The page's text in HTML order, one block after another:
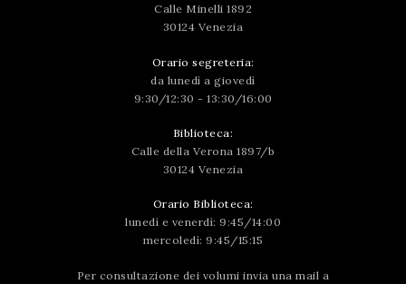
Calle Minelli 1892
30124 Venezia
Orario segreteria:
da lunedì a giovedì
9:30/12:30 - 13:30/16:00
Biblioteca:
Calle della Verona 1897/b
30124 Venezia
Orario Biblioteca:
lunedì e venerdì: 9:45/14:00
mercoledì: 9:45/15:15
Per consultazione dei volumi invia una mail a